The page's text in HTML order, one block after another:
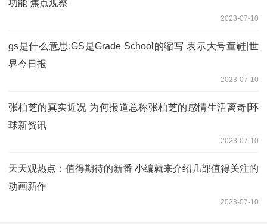
功能 焦点观察
2023-07-10
gs是什么意思:GS是Grade School的缩写 表示大号童鞋|世
界今日报
2023-07-10
张柏芝的真实近况 为何报道总称张柏芝的感情生活离奇|环
球新资讯
2023-07-10
天天观热点：值得期待的新番 小编就来介绍几部值得关注的
动画新作
2023-07-10